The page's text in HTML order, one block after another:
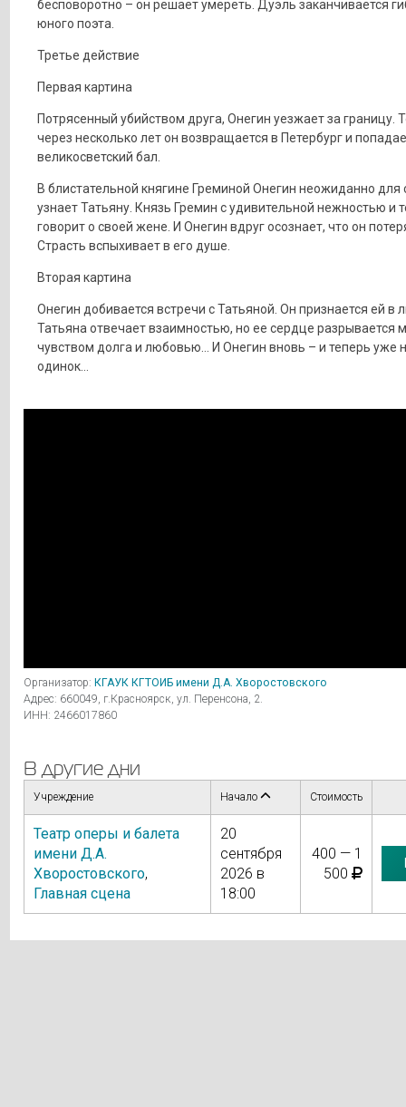
бесповоротно – он решает умереть. Дуэль заканчивается
юного поэта.
Третье действие
Первая картина
Потрясенный убийством друга, Онегин уезжает за границу.
через несколько лет он возвращается в Петербург и
великосветский бал.
В блистательной княгине Греминой Онегин неожиданно для
узнает Татьяну. Князь Гремин с удивительной нежностью и
говорит о своей жене. И Онегин вдруг осознает, что он
Страсть вспыхивает в его душе.
Вторая картина
Онегин добивается встречи с Татьяной. Он признается ей в
Татьяна отвечает взаимностью, но ее сердце разрывается
чувством долга и любовью… И Онегин вновь – и теперь уже
одинок…
Организатор: КГАУК КГТОИБ имени Д.А. Хворостовского
Адрес: 660049, г.Красноярск, ул. Перенсона, 2.
ИНН: 2466017860
В другие дни
Учреждение Начало Стоимость
Театр оперы и балета
имени Д.А.
Хворостовского,
Главная сцена
20
сентября
2026 в
18:00
400 — 1
500